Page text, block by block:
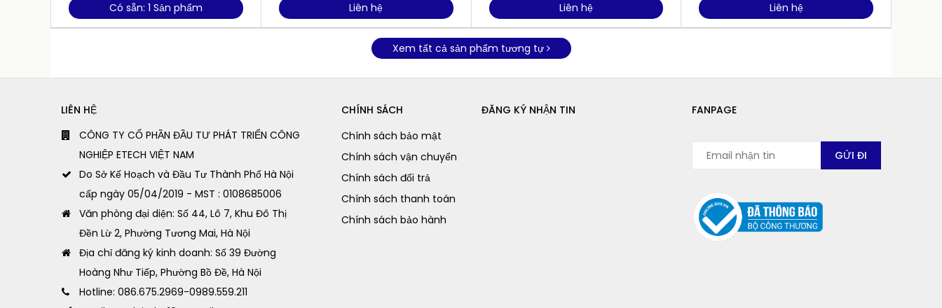
Có sẵn: 1 Sản phẩm Liên hệ Liên hệ Liên hệ
Xem tất cả sản phẩm tương tự
LIÊN HỆ
CÔNG TY CỔ PHẦN ĐẦU TƯ PHÁT TRIỂN CÔNG
NGHIỆP ETECH VIỆT NAM
Do Sở Kế Hoạch và Đầu Tư Thành Phố Hà Nội
cấp ngày 05/04/2019 - MST : 0108685006
Văn phòng đại diện: Số 44, Lô 7, Khu Đô Thị
Đền Lừ 2, Phường Tương Mai, Hà Nội
Địa chỉ đăng ký kinh doanh: Số 39 Đường
Hoàng Như Tiếp, Phường Bồ Đề, Hà Nội
Hotline: 086.675.2969-0989.559.211
CHÍNH SÁCH
Chính sách bảo mật
Chính sách vận chuyển
Chính sách đổi trả
Chính sách thanh toán
Chính sách bảo hành
ĐĂNG KÝ NHẬN TIN FANPAGE